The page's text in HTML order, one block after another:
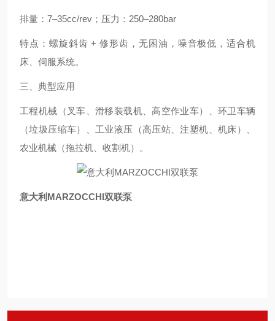
排量：7–35cc/rev；压力：250–280bar
特点：螺旋斜齿 + 修形齿，无困油，噪音极低，适合机
床、伺服系统。
三、典型应用
工程机械（叉车、滑移装载机、高空作业车）、环卫车辆
（垃圾压缩车）、工业液压（高压站、注塑机、机床）、
农业机械（拖拉机、收割机）。
意大利MARZOCCHI双联泵